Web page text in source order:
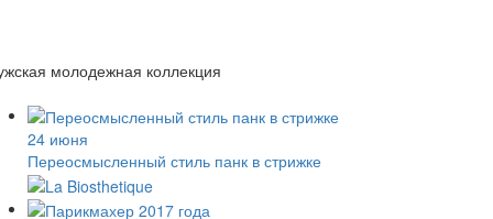
молодежная коллекция
24 июня
Переосмысленный стиль панк в стрижке